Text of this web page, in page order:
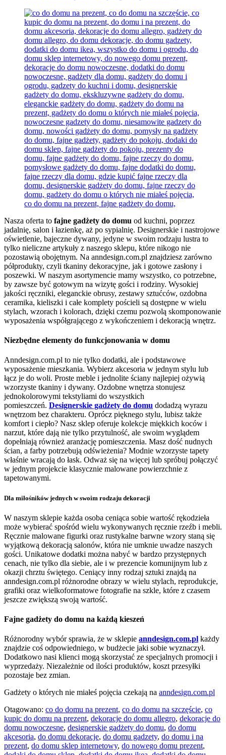
Nasza oferta to fajne gadżety do domu od kuchni, poprzez
jadalnię, salon i łazienkę, aż po sypialnię. Designerskie i nastrojowe
oświetlenie, bajeczne dywany, jedyne w swoim rodzaju lustra to
tylko nieliczne artykuły z naszego sklepu, które nikogo nie
pozostawią obojętnym. Na anndesign.com.pl znajdziesz zarówno
półprodukty, czyli tkaniny dekoracyjne, jak i gotowe zasłony i
poszewki. W naszym asortymencie mamy wszystko, co potrzebne,
by zawsze być gotowym na wizytę gości i rodziny. Wysokiej
jakości ręczniki, eleganckie obrusy, zestawy sztućców, ozdobna
ceramika, kieliszki i całe komplety pościeli są dostępne w wielu
stylach, wzorach i kolorach, dzięki czemu pozwolą skomponowanie
wyposażenia współgrającego z wykończeniem i dekoracją wnętrz.
Niezbędne elementy do funkcjonowania w domu
Anndesign.com.pl to nie tylko dodatki, ale i podstawowe
wyposażenie mieszkania. Wybierz akcesoria w jednym stylu lub
łącz je do woli. Proste meble i jednolite ściany najlepiej ożywią
wzorzyste tkaniny i dywany. Ozdobne wnętrza stonujesz
jednokolorowymi tekstyliami do wszystkich
pomieszczeń. Designerskie gadżety do domu dodadzą wyrazu
wnętrzom bez charakteru. Oprócz pięknego stylu, lubisz także
komfort i ciepło? Nasz sklep oferuje kolekcje miękkich koców i
narzut, które dają nie tylko przytulność, ale swoim wyglądem
dopełniają również aranżację pomieszczenia. Masz dość nudnych
ścian, a farby potrzebują odświeżenia? Modnie wzorzyste tapety
właśnie wracają do łask. Odważ się na więcej lub spróbuj połączyć
w jednym projekcie klasycznie malowane powierzchnie z
tapetowanymi.
Dla miłośników jednych w swoim rodzaju dekoracji
W naszym sklepie każda osoba ceniąca sobie wartość rękodzieła
może wybierać spośród wielu wykonywanych ręcznie rzeźb i mebli.
Ręcznie malowane figurki oraz rustykalne barwne wzory staną się
wyjątkową dekoracją salonów, która nie umknie uwadze naszych
gości. Unikatowe dodatki można nabyć w bardzo przystępnych
cenach, nie tylko dla siebie, ale i w prezencie komunijnym lub z
okazji chrztu świętego. Ceniący inny rodzaj sztuki znajdą na
anndesign.com.pl różnorodne obrazy w wielu stylach, reprodukcje,
grafiki oraz wielkoformatowe fotografie na szkle, które z czasem
jeszcze zwiększą swoją wartość.
Fajne gadżety do domu na każdą kieszeń
Różnorodny wybór sprawia, że w sklepie anndesign.com.pl każdy
znajdzie coś odpowiedniego, w budżecie jaki sobie wyznaczył.
Dodatkowo nasi klienci mogą skorzystać ze specjalnych promocji i
wyprzedaży. Niezależnie od ilości produktów, koszt przesyłki
pozostaje bez zmian.
Gadżety o których nie miałeś pojęcia czekają na anndesign.com.pl
Otagowano: co do domu na prezent, co do domu na szczęście, co
kupic do domu na prezent, dekoracje do domu allegro, dekoracje do
domu nowoczesne, designerskie gadżety do domu, do domu
akcesoria, do domu dekoracje, do domu gadzety, do domu i na
prezent, do domu sklep internetowy, do nowego domu prezent,